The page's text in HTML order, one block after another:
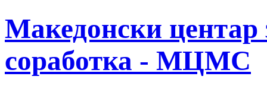
Македонски центар
соработка - МЦМС